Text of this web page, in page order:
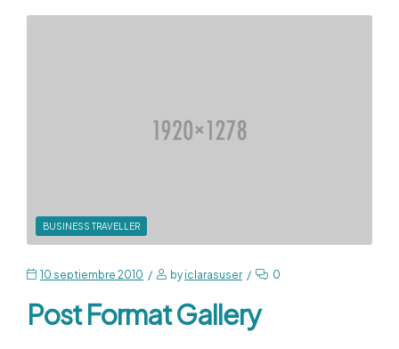
BUSINESS TRAVELLER
10 septiembre 2010 byiclarasuser 0
Post Format Gallery